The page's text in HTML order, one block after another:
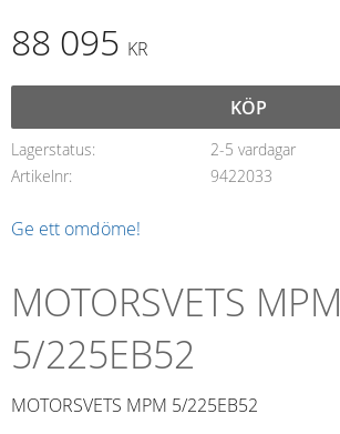
88 095 KR
KÖP
Lagerstatus
2-5 vardagar
Artikelnr
9422033
Ge ett omdöme!
MOTORSVETS MPM
5/225EB52
MOTORSVETS MPM 5/225EB52